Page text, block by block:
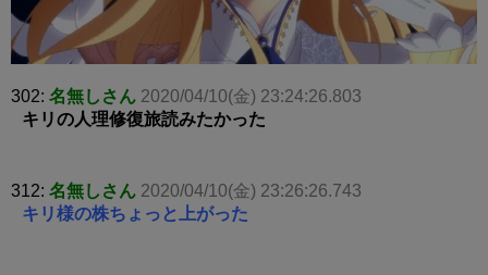
302: 名無しさん 2020/04/10(金) 23:24:26.803
キリの人理修復旅読みたかった
312: 名無しさん 2020/04/10(金) 23:26:26.743
キリ様の株ちょっと上がった